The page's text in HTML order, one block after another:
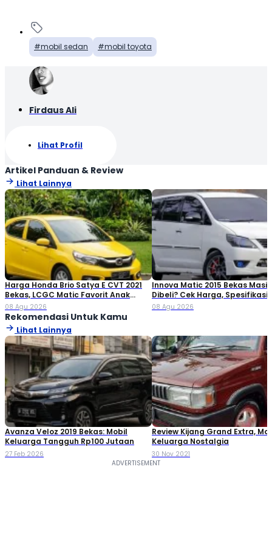
mobil sedan mobil toyota
Firdaus Ali
Lihat Profil
Artikel Panduan & Review
Lihat Lainnya
Harga Honda Brio Satya E CVT 2021
Bekas, LCGC Matic Favorit Anak
Muda
08 Agu 2026
Innova Matic 2015 Bekas
Dibeli? Cek Harga,
Tips Membelinya
08 Agu 2026
Rekomendasi Untuk Kamu
Lihat Lainnya
Avanza Veloz 2019 Bekas: Mobil
Keluarga Tangguh Rp100 Jutaan
27 Feb 2026
Review Kijang Grand Extra,
Keluarga Nostalgia
30 Nov 2021